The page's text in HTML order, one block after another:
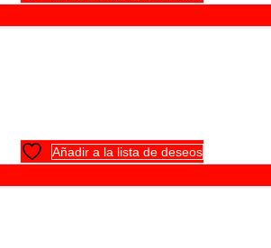
Añadir a la lista de deseos